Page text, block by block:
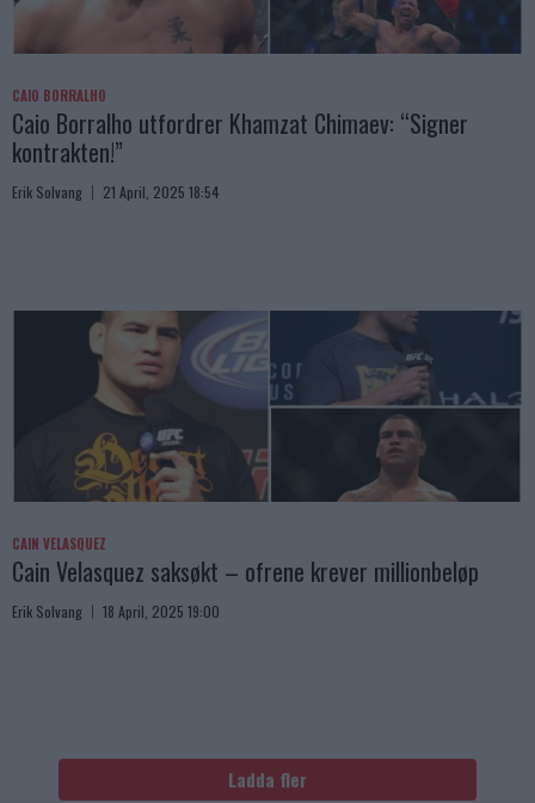
CAIO BORRALHO
Caio Borralho utfordrer Khamzat Chimaev: “Signer
kontrakten!”
Erik Solvang 21 April, 2025 18:54
CAIN VELASQUEZ
Cain Velasquez saksøkt – ofrene krever millionbeløp
Erik Solvang 18 April, 2025 19:00
Ladda fler